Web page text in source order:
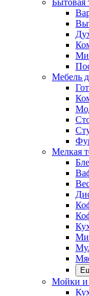
Мебель
Мелкая
Мойки и